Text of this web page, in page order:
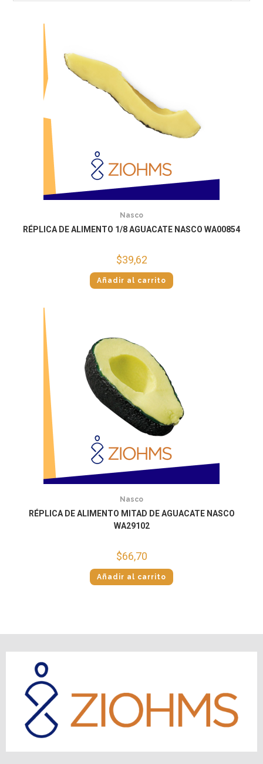
Nasco
RÉPLICA DE ALIMENTO 1/8 AGUACATE NASCO WA00854
$39,62
Añadir al carrito
Nasco
RÉPLICA DE ALIMENTO MITAD DE AGUACATE NASCO
WA29102
$66,70
Añadir al carrito